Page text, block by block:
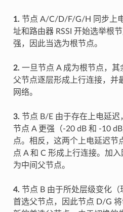
1. 节点 A/C/D/F/G/H 同步上
址和路由器 RSSI 开始选举根
强，因此当选为根节点。
2. 一旦节点 A 成为根节点，
父节点逐层形成上行连接，并
网络。
3. 节点 B/E 由于存在上电延迟
节点 A 更强（-20 dB 和 -10
点。相反，这两个上电延迟节
点 A 和 C 形成上行连接。加
为中间父节点。
4. 节点 B 由于所处层级变化
首选父节点，因此节点 D/G